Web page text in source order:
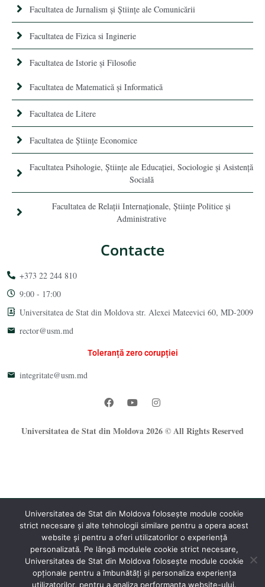
Facultatea de Jurnalism şi Ştiinţe ale Comunicării
Facultatea de Fizica si Inginerie
Facultatea de Istorie şi Filosofie
Facultatea de Matematică şi Informatică
Facultatea de Litere
Facultatea de Științe Economice
Facultatea Psihologie, Ştiinţe ale Educaţiei, Sociologie și Asistență
Socială
Facultatea de Relaţii Internaţionale, Ştiinţe Politice şi
Administrative
Contacte
+373 22 244 810
9:00 - 17:00
Universitatea de Stat din Moldova str. Alexei Mateevici 60, MD-2009
rector@usm.md
Toleranță zero corupției
integritate@usm.md
Universitatea de Stat din Moldova 2026 © All Rights Reserved
Oficiul Programare Web al USM®
Universitatea de Stat din Moldova folosește module cookie
strict necesare și alte tehnologii similare pentru a opera acest
website și pentru a oferi utilizatorilor o experiență
personalizată. Pe lângă modulele cookie strict necesare,
Universitatea de Stat din Moldova folosește module cookie
opționale pentru a îmbunătăți și personaliza experiența
utilizatorilor, pentru a analiza performanța website-ului.